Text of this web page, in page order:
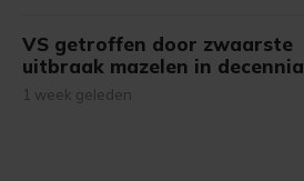
VS getroffen door zwaarste
uitbraak mazelen in decennia
1 week geleden